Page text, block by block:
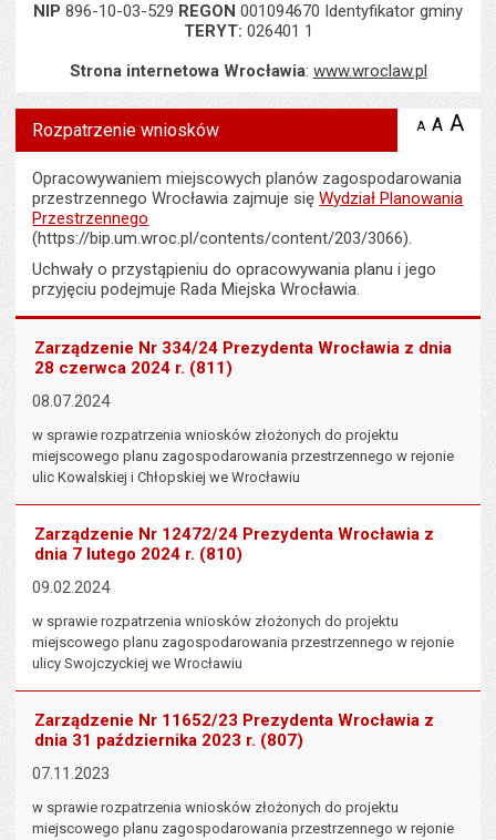
NIP 896-10-03-529 REGON 001094670 Identyfikator gminy
TERYT: 026401 1
Strona internetowa Wrocławia: www.wroclaw.pl
Rozpatrzenie wniosków A zmniejsz
A A
Opracowywaniem miejscowych planów zagospodarowania
przestrzennego Wrocławia zajmuje sięWydział Planowania
Przestrzennego
(https://bip.um.wroc.pl/contents/content/203/3066).
Uchwały o przystąpieniu do opracowywania planu i jego
przyjęciu podejmuje Rada Miejska Wrocławia.
Zarządzenie Nr 334/24 Prezydenta Wrocławia z dnia
28 czerwca 2024 r. (811)
08.07.2024
w sprawie rozpatrzenia wniosków złożonych do projektu
miejscowego planu zagospodarowania przestrzennego w rejonie
ulic Kowalskiej i Chłopskiej we Wrocławiu
Zarządzenie Nr 12472/24 Prezydenta Wrocławia z
dnia 7 lutego 2024 r. (810)
09.02.2024
w sprawie rozpatrzenia wniosków złożonych do projektu
miejscowego planu zagospodarowania przestrzennego w rejonie
ulicy Swojczyckiej we Wrocławiu
Zarządzenie Nr 11652/23 Prezydenta Wrocławia z
dnia 31 października 2023 r. (807)
07.11.2023
w sprawie rozpatrzenia wniosków złożonych do projektu
miejscowego planu zagospodarowania przestrzennego w rejonie